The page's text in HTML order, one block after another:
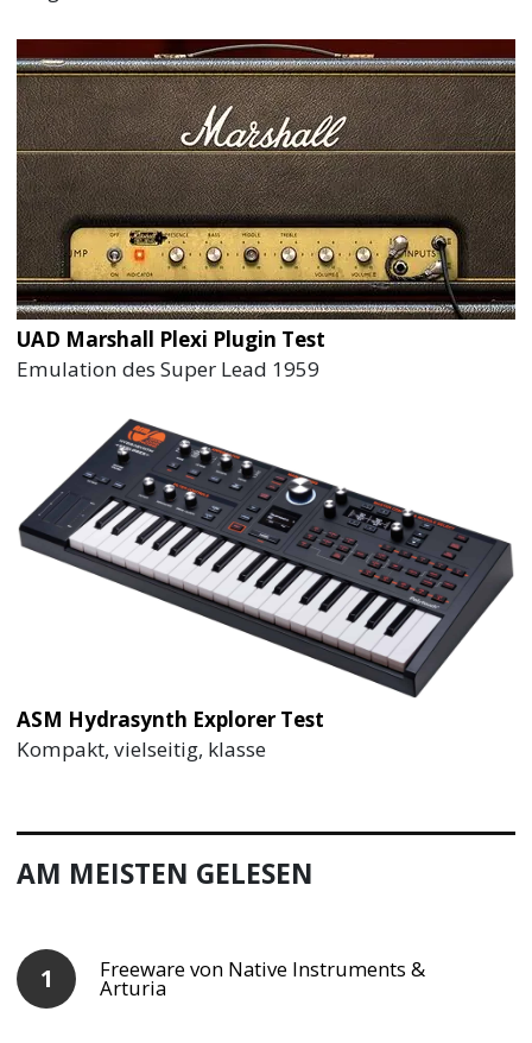
UAD Marshall Plexi Plugin Test
Emulation des Super Lead 1959
ASM Hydrasynth Explorer Test
Kompakt, vielseitig, klasse
AM MEISTEN GELESEN
Freeware von Native Instruments &
Arturia